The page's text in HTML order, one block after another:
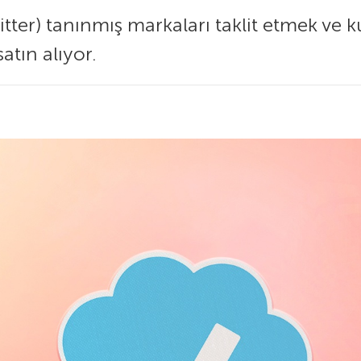
tanınmış markaları taklit etmek ve
alıyor.